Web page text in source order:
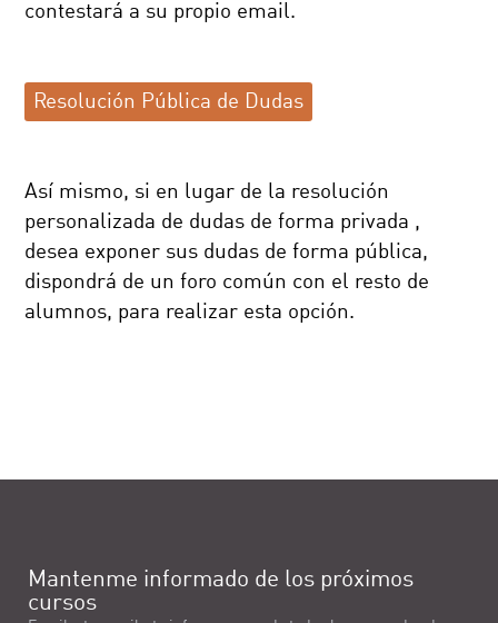
contestará a su propio email.
Resolución Pública de Dudas
Así mismo, si en lugar de la resolución
personalizada de dudas de forma privada ,
desea exponer sus dudas de forma pública,
dispondrá de un foro común con el resto de
alumnos, para realizar esta opción.
Mantenme informado de los próximos
cursos